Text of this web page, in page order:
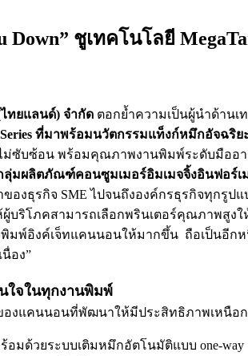
Down” ชูเทคโนโลยี
ทยแลนด์) จำกัด ตอกย้ำความเป็นผู้นำด้านเ
ที่มาพร้อมนวัตกรรมแท็งก์หมึกอัจฉริย
ม่ซับซ้อน พร้อมคุณภาพงานพิมพ์ระดับมือ
มผลิตภัณฑ์คอนซูมเมอร์อิมเมจจิ้งอินฟอร์
งธุรกิจ SME ไปจนถึงองค์กรธุรกิจทุกรูป
ริโภคสามารถเลือกพรินเตอร์คุณภาพสูงใ
พิมพ์อิงค์เจ็ทแคนนอนให้มากขึ้น ถือเป็น
อง”
ใจในทุกงานพิมพ์
องแคนนอนที่พัฒนาให้มีประสิทธิภาพเหนื
มด้วยระบบเติมหมึกอัตโนมัติแบบ one-way